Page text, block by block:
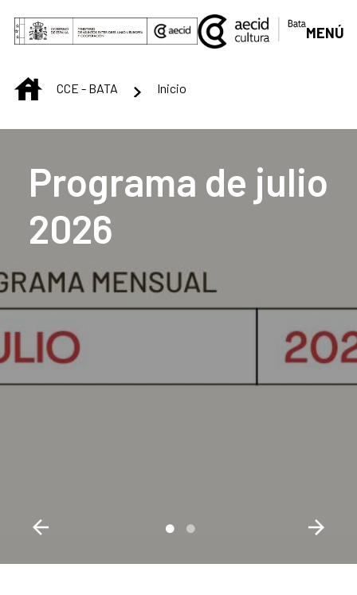
Saltar al contenido principal
MENÚ
INICIOCCE - BATA Inicio
Programa de julio
2026